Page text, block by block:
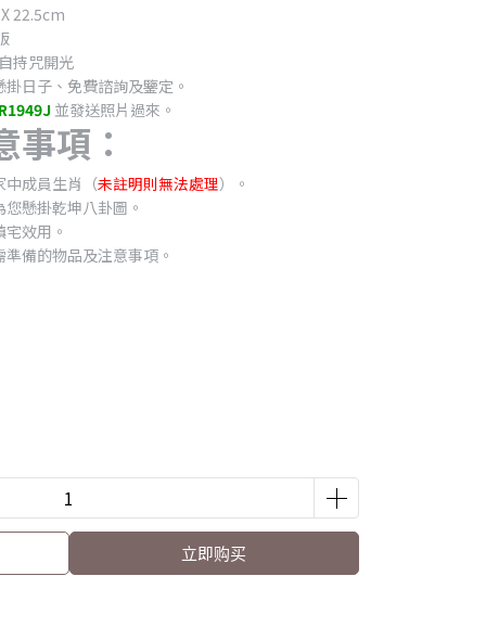
22.5cm
持咒開光
日子、免費諮詢及鑒定。
並發送照片過來。
事項：
中成員生肖（未註明則無法處理）。
懸掛乾坤八卦圖。
效用。
備的物品及注意事項。
立即购买